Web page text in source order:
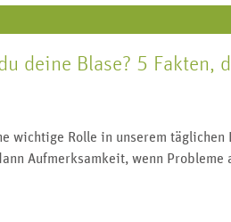
deine Blase? 5 Fakten,
wichtige Rolle in unserem täglichen
Aufmerksamkeit, wenn Probleme